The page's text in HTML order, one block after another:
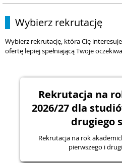
Wybierz rekrutację
Wybierz rekrutację, która Cię
ofertę lepiej spełniającą Twoje
Rekrutacja na
2026/27 dla
drugiego
Rekrutacja na rok
pierwszego i